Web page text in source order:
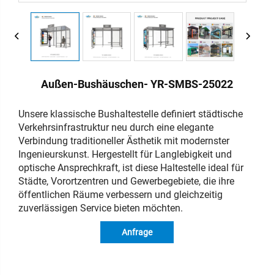
Außen-Bushäuschen- YR-SMBS-25022
Unsere klassische Bushaltestelle definiert städtische
Verkehrsinfrastruktur neu durch eine elegante
Verbindung traditioneller Ästhetik mit modernster
Ingenieurskunst. Hergestellt für Langlebigkeit und
optische Ansprechkraft, ist diese Haltestelle ideal für
Städte, Vorortzentren und Gewerbegebiete, die ihre
öffentlichen Räume verbessern und gleichzeitig
zuverlässigen Service bieten möchten.
Anfrage